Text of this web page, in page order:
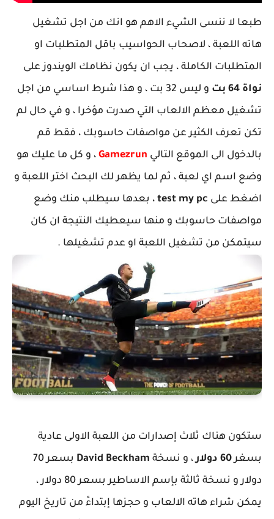
طبعا لا ننسى الشيء الاهم هو انك من اجل تشغيل
هاته اللعبة ، لاصحاب الحواسيب باقل المتطلبات او
المتطلبات الكاملة ، يجب ان يكون نظامك الويندوز على
نواة 64 بت
و ليس 32 بت ، و هذا شرط اساسي من اجل
تشغيل معظم الالعاب التي صدرت مؤخرا ، و في حال لم
تكن تعرف الكثير عن مواصفات حاسوبك ، فقط قم
بالدخول الى الموقع التالي Gamezrun ، و كل ما عليك هو
وضع اسم اي لعبة ، ثم لما يظهر لك البحث اختر اللعبة و
اضغط على test my pc ، بعدها سيطلب منك وضع
مواصفات حاسوبك و منها سيعطيك النتيجة ان كان
سيتمكن من تشغيل اللعبة او عدم تشغيلها .
ستكون هناك ثلاث إصدارات من اللعبة الاولى عادية
بسغر60 دولار ، و نسخة David Beckham
بسعر 70
دولار و نسخة ثالثة بإسم الاساطير بسعر 80 دولار ،
يمكن شراء هاته الالعاب و حجزها إبتداءََ من تاريخ اليوم